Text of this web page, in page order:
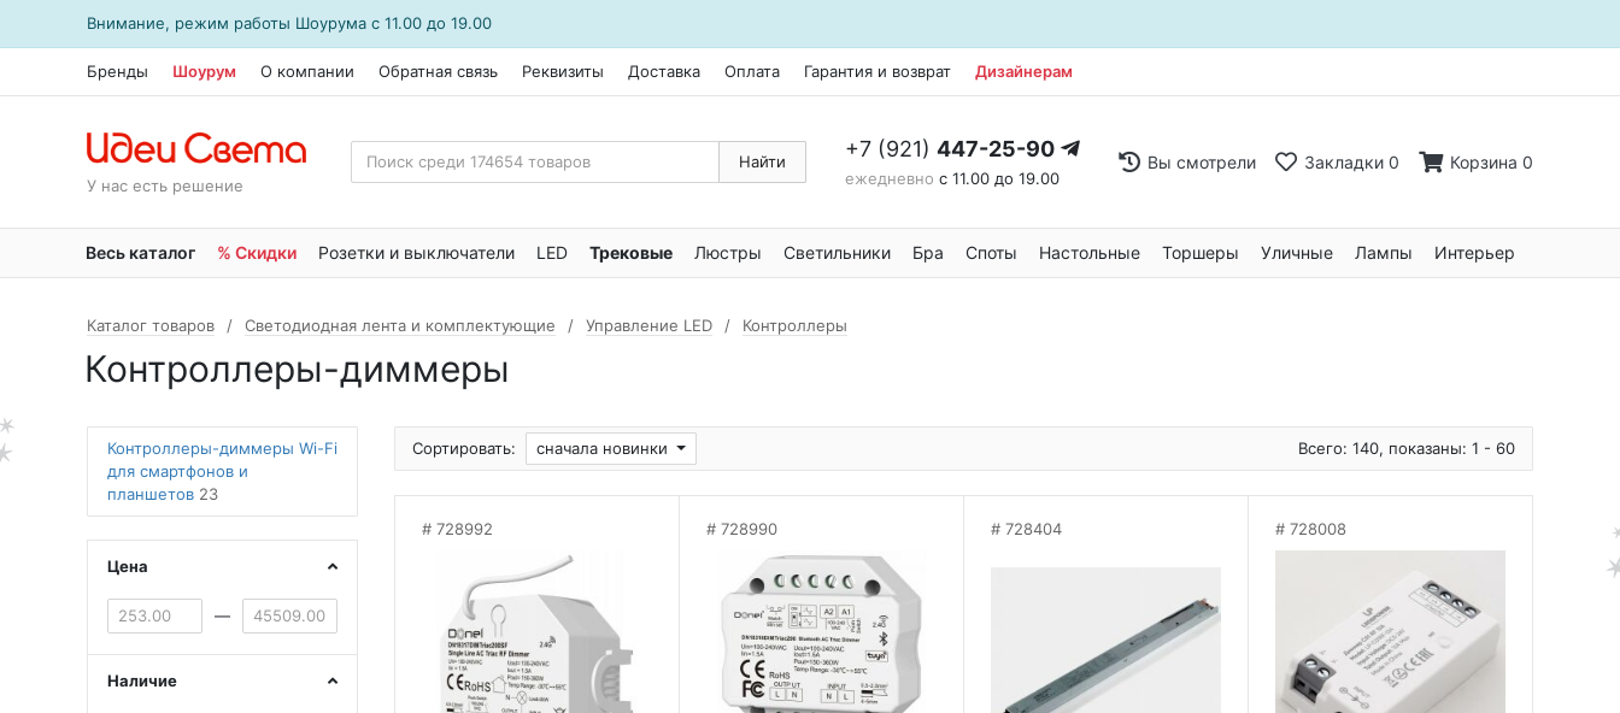
Внимание, режим работы Шоурума с 11.00 до 19.00
Бренды Шоурум О компании Обратная связь Реквизиты Доставка Оплата Гарантия и возврат Дизайнерам
У нас есть решение
Найти +7 (921) 447-25-90
ежедневно с 11.00 до 19.00
Вы смотрели Закладки 0 Корзина 0
Весь каталог % Скидки Розетки и выключатели LED Трековые Люстры Светильники Бра Споты Настольные Торшеры Уличные Лампы Интерьер
Каталог товаров Светодиодная лента и комплектующие Управление LED Контроллеры
Контроллеры-диммеры
Контроллеры-диммеры Wi-Fi
для смартфонов и
планшетов 23
Цена
—
Наличие
Сортировать: сначала новинки Всего: 140, показаны: 1 - 60
728992 728990 728404 728008